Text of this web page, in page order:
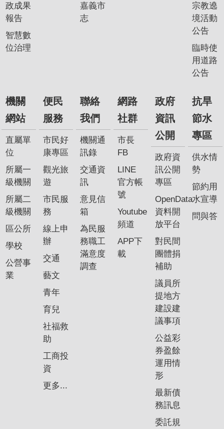
政成果
報告
智慧數
位治理
嘉義市
志
宗教遶
境活動
公告
臨時使
用道路
公告
機關
網站
直屬單
位
所屬一
級機關
所屬二
級機關
區公所
學校
公營事
業
便民
服務
市民好
康專區
觀光旅
遊
市民服
務
線上申
辦
交通
藝文
青年
育兒
社福救
助
工商投
資
更多...
聯絡
我們
機關通
訊錄
交通資
訊
意見信
箱
為民服
務職工
滿意度
調查
網路
社群
市長
FB
LINE
官方帳
號
Youtube
頻道
APP下
載
政府
資訊
公開
政府資
訊公開
專區
OpenData
資料開
放平台
對民間
團體捐
補助
議員所
提地方
建設建
議事項
公益彩
券盈餘
運用情
形
最新債
務訊息
委託規
抗旱
節水
專區
供水情
勢
節約用
水宣導
問與答